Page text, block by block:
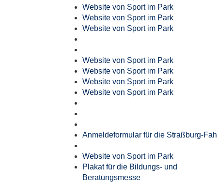
Website von Sport im Park
Website von Sport im Park
Website von Sport im Park
Website von Sport im Park
Website von Sport im Park
Website von Sport im Park
Website von Sport im Park
Anmeldeformular für die Straßburg-
Website von Sport im Park
Plakat für die Bildungs- und
Beratungsmesse